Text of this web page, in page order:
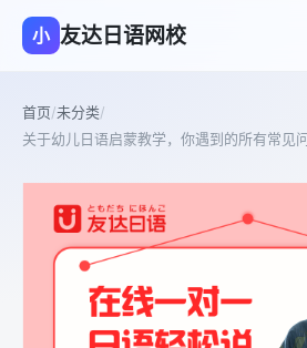
小 友达日语网校
首页/未分类/
关于幼儿日语启蒙教学，你遇到的所有常见